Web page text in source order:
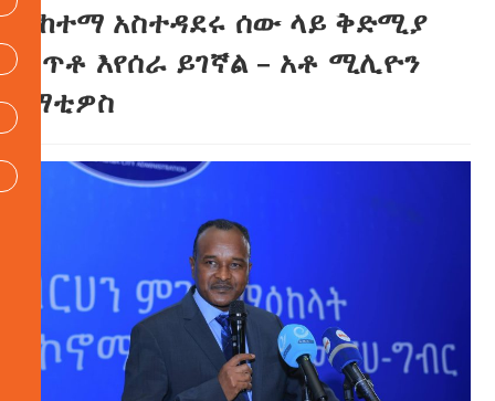
የከተማ አስተዳደሩ ሰው ላይ ቅድሚያ
ሰጥቶ እየሰራ ይገኛል – አቶ ሚሊዮን
ማቲዎስ